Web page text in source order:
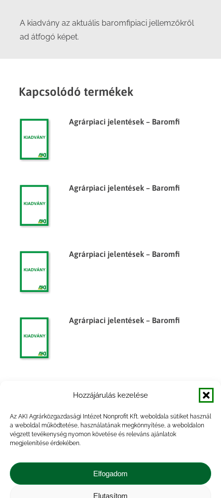
Hozzájárulás kezelése
Az AKI Agrárközgazdasági Intézet Nonprofit Kft. weboldala sütiket használ
a weboldal működtetése, használatának megkönnyítése, a weboldalon
végzett tevékenység nyomon követése és releváns ajánlatok
megjelenítése érdekében.
Elfogadom
Elutasítom
A kiadvány az aktuális baromfipiaci jellemzőkről
ad átfogó képet.
Kapcsolódó termékek
Agrárpiaci jelentések – Baromfi
Agrárpiaci jelentések – Baromfi
Agrárpiaci jelentések – Baromfi
Agrárpiaci jelentések – Baromfi